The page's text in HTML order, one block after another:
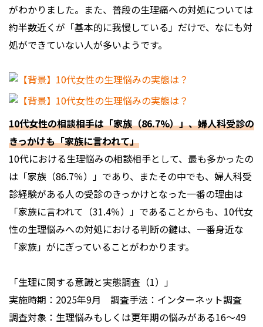
がわかりました。また、普段の生理痛への対処については
約半数近くが「基本的に我慢している」だけで、なにも対
処ができていない人が多いようです。
10代女性の相談相手は「家族（86.7%）」、婦人科受診の
きっかけも「家族に言われて」
10代における生理悩みの相談相手として、最も多かったの
は「家族（86.7％）」であり、またその中でも、婦人科受
診経験がある人の受診のきっかけとなった一番の理由は
「家族に言われて（31.4％）」であることからも、10代女
性の生理悩みへの対処における判断の鍵は、一番身近な
「家族」がにぎっていることがわかります。
「生理に関する意識と実態調査（1）」
実施時期：2025年9月 調査手法：インターネット調査
調査対象：生理悩みもしくは更年期の悩みがある16〜49